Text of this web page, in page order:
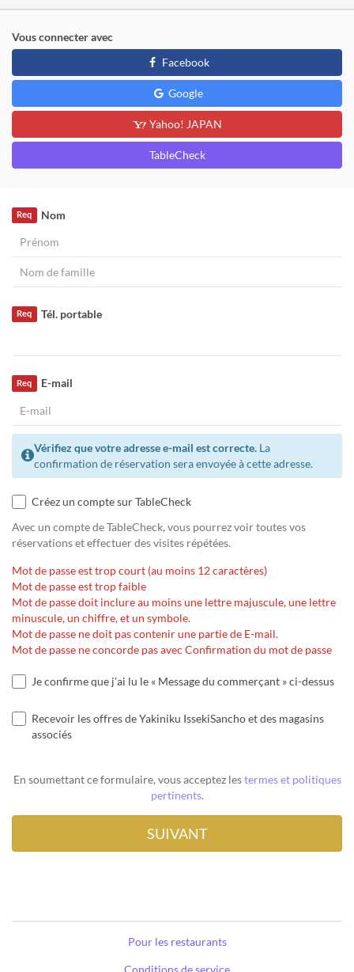
Vous connecter avec
Facebook
Google
Yahoo! JAPAN
TableCheck
Nom
Req
Tél. portable
Req
E-mail
Req
Vérifiez que votre adresse e-mail est correcte. La
confirmation de réservation sera envoyée à cette adresse.
Créez un compte sur TableCheck
Avec un compte de TableCheck, vous pourrez voir toutes vos
réservations et effectuer des visites répétées.
Mot de passe est trop court (au moins 12 caractères)
Mot de passe est trop faible
Mot de passe doit inclure au moins une lettre majuscule, une lettre
minuscule, un chiffre, et un symbole.
Mot de passe ne doit pas contenir une partie de E-mail.
Mot de passe ne concorde pas avec Confirmation du mot de passe
Je confirme que j'ai lu le « Message du commerçant » ci-dessus
Recevoir les offres de Yakiniku IssekiSancho et des magasins
associés
En soumettant ce formulaire, vous acceptez lestermes et politiques
pertinents.
Pour les restaurants
Conditions de service